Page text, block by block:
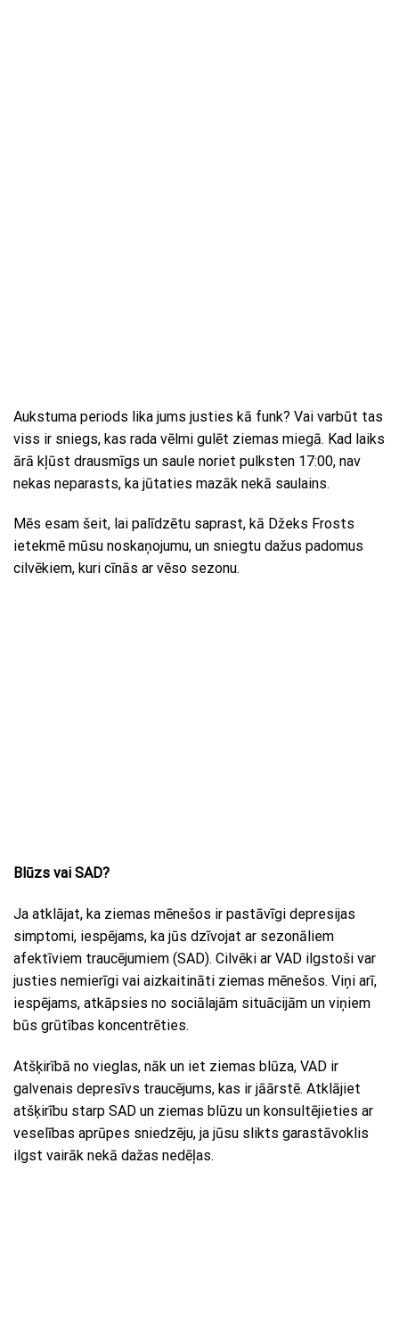
Aukstuma periods lika jums justies kā funk? Vai varbūt tas
viss ir sniegs, kas rada vēlmi gulēt ziemas miegā. Kad laiks
ārā kļūst drausmīgs un saule noriet pulksten 17:00, nav
nekas neparasts, ka jūtaties mazāk nekā saulains.
Mēs esam šeit, lai palīdzētu saprast, kā Džeks Frosts
ietekmē mūsu noskaņojumu, un sniegtu dažus padomus
cilvēkiem, kuri cīnās ar vēso sezonu.
Blūzs vai SAD?
Ja atklājat, ka ziemas mēnešos ir pastāvīgi depresijas
simptomi, iespējams, ka jūs dzīvojat ar sezonāliem
afektīviem traucējumiem (SAD). Cilvēki ar VAD ilgstoši var
justies nemierīgi vai aizkaitināti ziemas mēnešos. Viņi arī,
iespējams, atkāpsies no sociālajām situācijām un viņiem
būs grūtības koncentrēties.
Atšķirībā no vieglas, nāk un iet ziemas blūza, VAD ir
galvenais depresīvs traucējums, kas ir jāārstē. Atklājiet
atšķirību starp SAD un ziemas blūzu un konsultējieties ar
veselības aprūpes sniedzēju, ja jūsu slikts garastāvoklis
ilgst vairāk nekā dažas nedēļas.